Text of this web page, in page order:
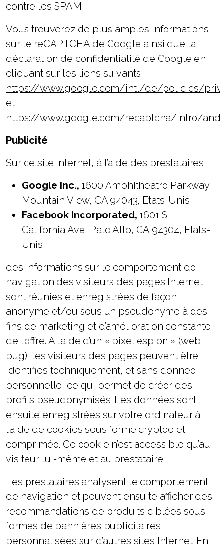
contre les SPAM.
Vous trouverez de plus amples informations
sur le reCAPTCHA de Google ainsi que la
déclaration de confidentialité de Google en
cliquant sur les liens suivants :
https://www.google.com/intl/de/policies/
et
https://www.google.com/recaptcha/intro/
Publicité
Sur ce site Internet, à l’aide des prestataires
Google Inc., 1600 Amphitheatre Parkway,
Mountain View, CA 94043, Etats-Unis,
Facebook Incorporated, 1601 S.
California Ave, Palo Alto, CA 94304, Etats-
Unis,
des informations sur le comportement de
navigation des visiteurs des pages Internet
sont réunies et enregistrées de façon
anonyme et/ou sous un pseudonyme à des
fins de marketing et d’amélioration constante
de l’offre. A l’aide d’un « pixel espion » (web
bug), les visiteurs des pages peuvent être
identifiés techniquement, et sans donnée
personnelle, ce qui permet de créer des
profils pseudonymisés. Les données sont
ensuite enregistrées sur votre ordinateur à
l’aide de cookies sous forme cryptée et
comprimée. Ce cookie n’est accessible qu’au
visiteur lui-même et au prestataire.
Les prestataires analysent le comportement
de navigation et peuvent ensuite afficher des
recommandations de produits ciblées sous
formes de bannières publicitaires
personnalisées sur d’autres sites Internet. En